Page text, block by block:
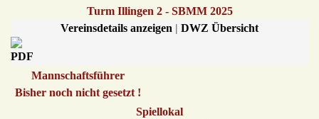
Turm Illingen 2 - SBMM 2025
Vereinsdetails anzeigen | DWZ Übersicht
Mannschaftsführer
Bisher noch nicht gesetzt !
Spiellokal